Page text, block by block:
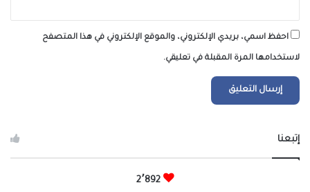
احفظ اسمي، بريدي الإلكتروني، والموقع الإلكتروني في هذا المتصفح
لاستخدامها المرة المقبلة في تعليقي.
إتبعنا
2٬892